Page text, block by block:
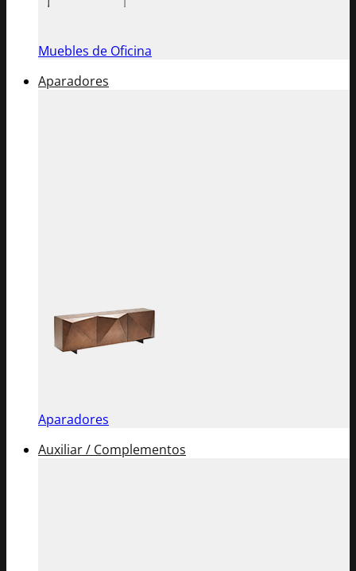
Muebles de Oficina
Aparadores
Aparadores
Auxiliar / Complementos